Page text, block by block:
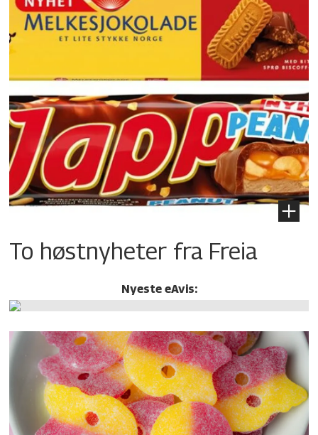
To høstnyheter fra Freia
Nyeste eAvis: